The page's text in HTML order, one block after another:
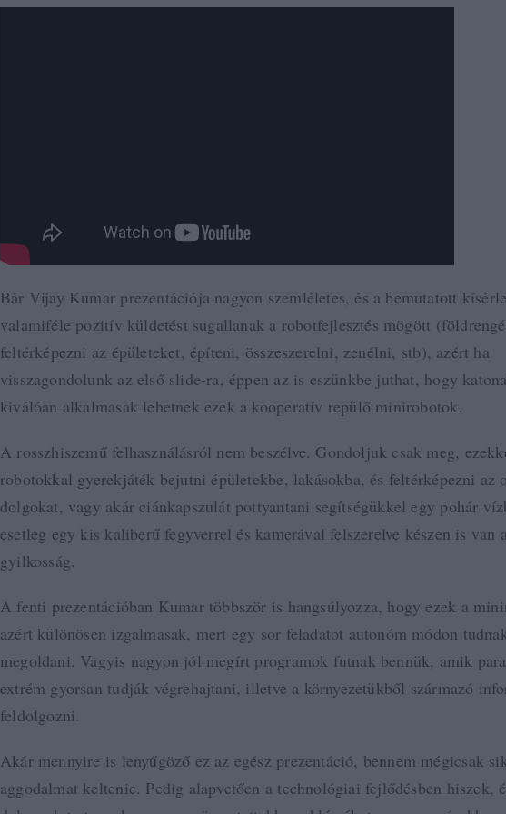
Bár Vijay Kumar prezentációja nagyon szemléletes, és a bemutatott
valamiféle pozitív küldetést sugallanak a robotfejlesztés mögött
feltérképezni az épületeket, építeni, összeszerelni, zenélni, stb), azért ha
visszagondolunk az első slide-ra, éppen az is eszünkbe juthat, hogy
kiválóan alkalmasak lehetnek ezek a kooperatív repülő minirobotok.
A rosszhiszemű felhasználásról nem beszélve. Gondoljuk csak meg,
robotokkal gyerekjáték bejutni épületekbe, lakásokba, és feltérképezni az
dolgokat, vagy akár ciánkapszulát pottyantani segítségükkel egy pohár
esetleg egy kis kaliberű fegyverrel és kamerával felszerelve készen is van
gyilkosság.
A fenti prezentációban Kumar többször is hangsúlyozza, hogy ezek a
azért különösen izgalmasak, mert egy sor feladatot autonóm módon
megoldani. Vagyis nagyon jól megírt programok futnak bennük, amik
extrém gyorsan tudják végrehajtani, illetve a környezetükből származó
feldolgozni.
Akár mennyire is lenyűgöző ez az egész prezentáció, bennem mégicsak
aggodalmat keltenie. Pedig alapvetően a technológiai fejlődésben hiszek,